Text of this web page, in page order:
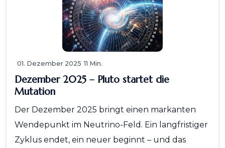
01. Dezember 2025 11 Min.
Dezember 2025 – Pluto startet die
Mutation
Der Dezember 2025 bringt einen markanten
Wendepunkt im Neutrino-Feld. Ein langfristiger
Zyklus endet, ein neuer beginnt – und das